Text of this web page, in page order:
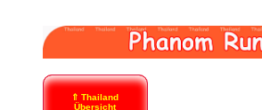
⇑ Thailand
Übersicht